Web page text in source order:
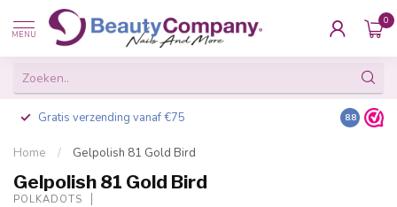
MENU
0
Gratis verzending vanaf €75 Besteld
8.8
Home / Gelpolish 81 Gold Bird
Gelpolish 81 Gold Bird
POLKADOTS